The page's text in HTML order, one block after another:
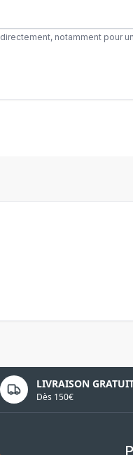
notamment pour
LIVRAISON
Dès 150€